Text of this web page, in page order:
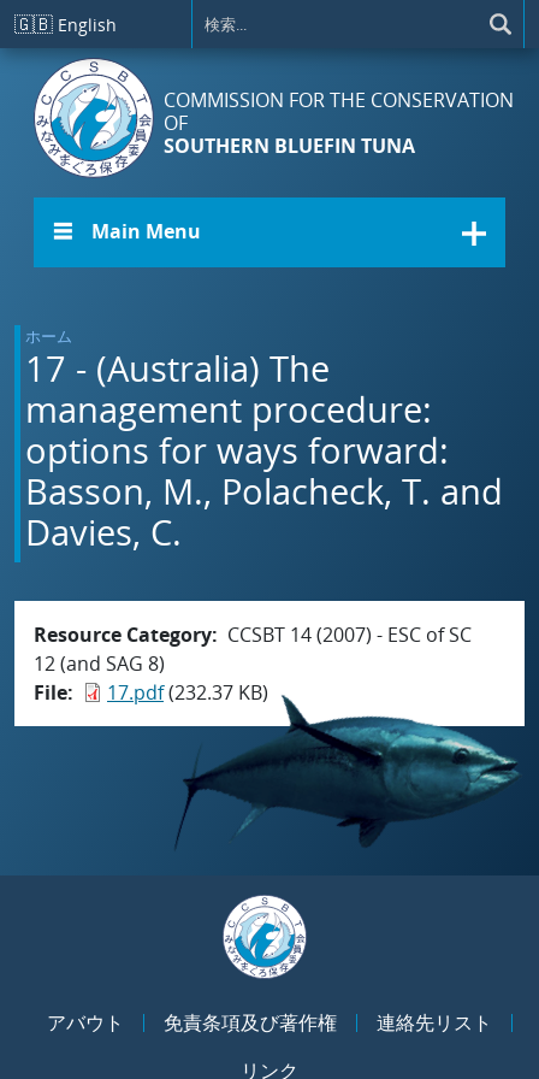
メインコンテンツに移動
🇬🇧 English
COMMISSION FOR THE CONSERVATION
OF
SOUTHERN BLUEFIN TUNA
☰ Main Menu
ホーム
17 - (Australia) The
management procedure:
options for ways forward:
Basson, M., Polacheck, T. and
Davies, C.
Resource Category
CCSBT 14 (2007) - ESC of SC
12 (and SAG 8)
File
17.pdf(232.37 KB)
アバウト 免責条項及び著作権
連絡先リスト
リンク